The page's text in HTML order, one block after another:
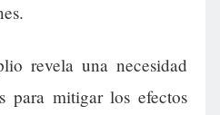
revela una necesidad
para mitigar los efectos